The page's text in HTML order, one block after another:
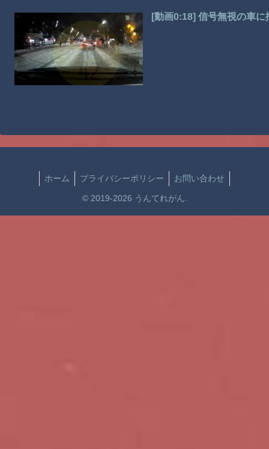
[動画0:18] 信号無視の車
ホーム プライバシーポリシー お問い合わせ
© 2019-2026 うんてれがん.